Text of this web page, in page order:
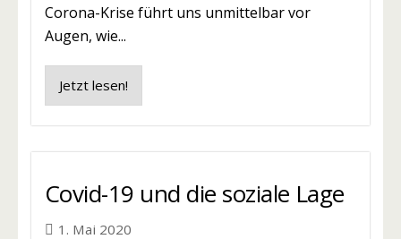
Corona-Krise führt uns unmittelbar vor
Augen, wie...
Jetzt lesen!
Covid-19 und die soziale Lage
1. Mai 2020